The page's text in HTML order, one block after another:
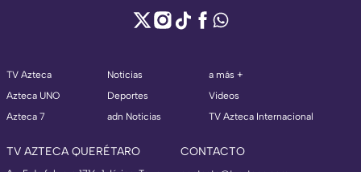
TV Azteca
Azteca UNO
Azteca 7
Noticias
Deportes
adn Noticias
a más +
Videos
TV Azteca Internacional
TV AZTECA QUERÉTARO CONTACTO